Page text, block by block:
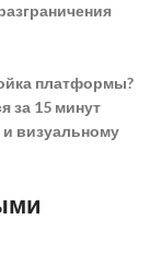
платформы?
за 15 минут
визуальному